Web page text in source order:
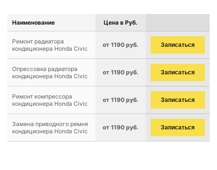
Наименование Цена в Руб.
Ремонт радиатора
кондиционера Honda Civic
от 1190 руб. Записаться
Опрессовка радиатора
кондиционера Honda Civic
от 1190 руб. Записаться
Ремонт компрессора
кондиционера Honda Civic
от 1190 руб. Записаться
Замена приводного ремня
кондиционера Honda Civic
от 1190 руб. Записаться